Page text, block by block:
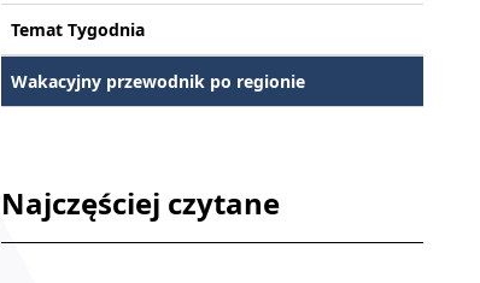
Temat Tygodnia
Wakacyjny przewodnik po regionie
Najczęściej czytane